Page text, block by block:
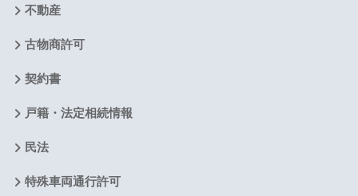
不動産
古物商許可
契約書
戸籍・法定相続情報
民法
特殊車両通行許可